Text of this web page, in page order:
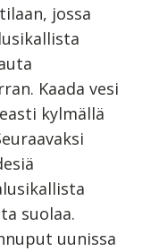
jossa
Kaada vesi
kylmällä
suolaa.
uunissa